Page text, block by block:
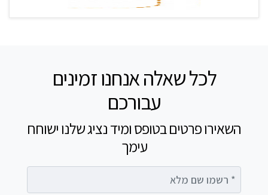
לכל שאלה אנחנו זמינים
עבורכם
השאירו פרטים בטופס ומיד נציג שלנו ישוחח
עימך